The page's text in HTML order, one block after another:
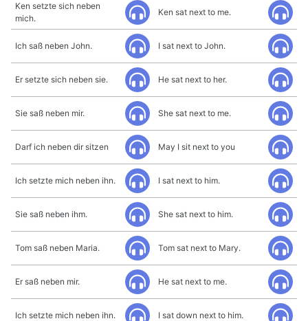
Ken setzte sich neben
mich.
Ken sat next to me.
Ich saß neben John. I sat next to John.
Er setzte sich neben sie. He sat next to her.
Sie saß neben mir. She sat next to me.
Darf ich neben dir sitzen May I sit next to you
Ich setzte mich neben ihn. I sat next to him.
Sie saß neben ihm. She sat next to him.
Tom saß neben Maria. Tom sat next to Mary.
Er saß neben mir. He sat next to me.
Ich setzte mich neben ihn. I sat down next to him.